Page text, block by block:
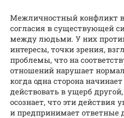
Межличностный конфликт
согласия в существующей
между людьми. У них
интересы, точки зрения,
проблемы, что на
отношений нарушает
когда одна сторона
действовать в ущерб
осознает, что эти действия
и предпринимает ответные